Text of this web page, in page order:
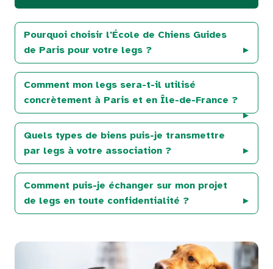
Pourquoi choisir l'École de Chiens Guides
de Paris pour votre legs ?
Comment mon legs sera-t-il utilisé
concrètement à Paris et en Île-de-France ?
Quels types de biens puis-je transmettre
par legs à votre association ?
Comment puis-je échanger sur mon projet
de legs en toute confidentialité ?